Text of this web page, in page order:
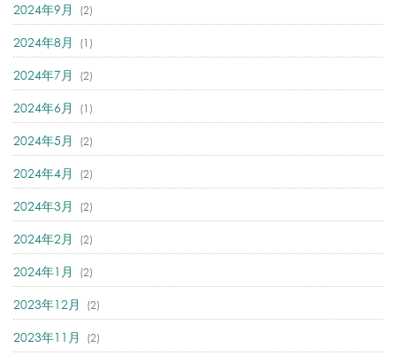
2024年9月 (2)
2024年8月 (1)
2024年7月 (2)
2024年6月 (1)
2024年5月 (2)
2024年4月 (2)
2024年3月 (2)
2024年2月 (2)
2024年1月 (2)
2023年12月 (2)
2023年11月 (2)